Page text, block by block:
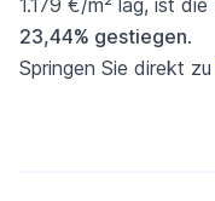
1.179 €/m² lag, ist
23,44% gestiegen.
Springen Sie direkt zu